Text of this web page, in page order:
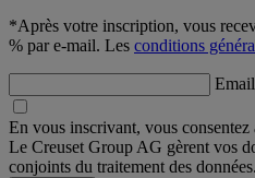
*Après votre inscription, vous
% par e-mail. Les conditions
Email
En vous inscrivant, vous
Le Creuset Group AG gèrent vos
conjoints du traitement des données.